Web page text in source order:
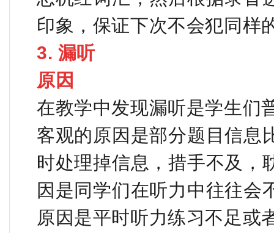
印象，保证下次不会犯同样
3. 漏听
原因
在教学中发现漏听是学生们
客观的原因是部分题目信息
时处理掉信息，措手不及，
因是同学们在听力中往往会
原因是平时听力练习不足或